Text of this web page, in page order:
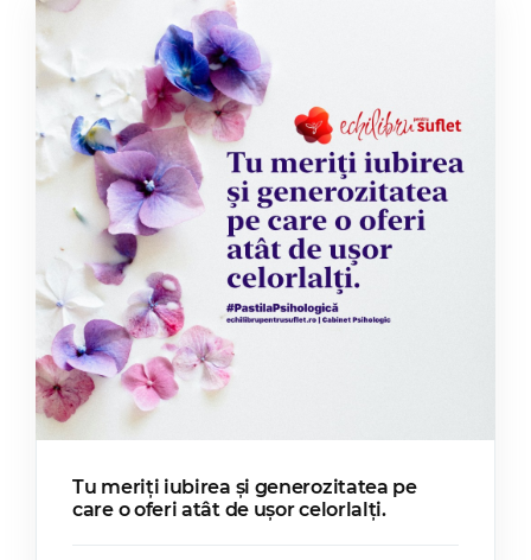
Tu meriți iubirea și generozitatea pe
care o oferi atât de ușor celorlalți.